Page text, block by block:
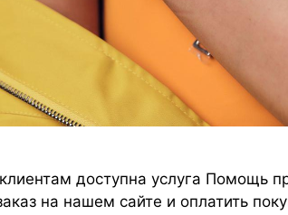
клиентам доступна услуга Помощь
на нашем сайте и оплатить